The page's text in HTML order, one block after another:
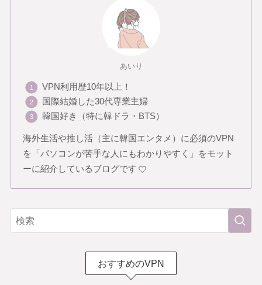
あいり
VPN利用歴10年以上！
国際結婚した30代専業主婦
韓国好き（特に韓ドラ・BTS）
海外生活や推し活（主に韓国エンタメ）に必須のVPN
を「パソコンが苦手な人にもわかりやすく」をモット
ーに紹介しているブログです
おすすめのVPN